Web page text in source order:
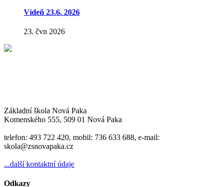
Vídeň 23.6. 2026
23. čvn 2026
Základní škola Nová Paka
Komenského 555, 509 01 Nová Paka
telefon: 493 722 420, mobil: 736 633 688, e-mail:
skola@zsnovapaka.cz
...další kontaktní údaje
Odkazy